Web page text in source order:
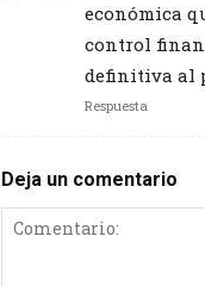
económica
control
definitiva al
Respuesta
Deja un comentario